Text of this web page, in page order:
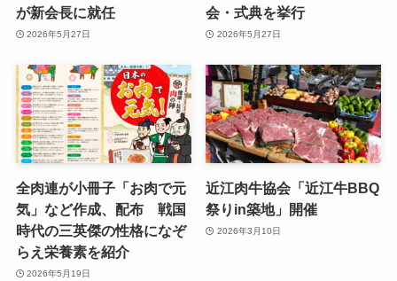
が新会長に就任
2026年5月27日
会・式典を挙行
2026年5月27日
全肉連が小冊子「お肉で元
気」など作成、配布 戦国
時代の三英傑の性格になぞ
らえ栄養素を紹介
2026年5月19日
近江肉牛協会「近江牛BBQ
祭りin築地」開催
2026年3月10日